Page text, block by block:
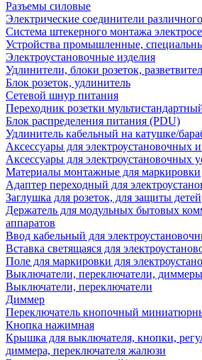
Разъемы силовые
Электрические соединители
Система штекерного монтажа
Устройства промышленные,
Электроустановочные изделия
Удлинители, блоки розеток,
Блок розеток, удлинитель
Сетевой шнур питания
Переходник розетки
Блок распределения питания (PDU)
Удлинитель кабельный на катушке/
Аксессуары для электроустановочных
Аксессуары для электроустановочных
Материалы монтажные для маркировки
Адаптер переходный для
Заглушка для розеток, для защиты детей
Держатель для модульных бытовых
аппаратов
Ввод кабельный для
Вставка светящаяся для
Поле для маркировки для
Выключатели, переключатели, диммеры
Выключатели, переключатели
Диммер
Переключатель кнопочный
Кнопка нажимная
Крышка для выключателя, кнопки,
диммера, переключателя жалюзи